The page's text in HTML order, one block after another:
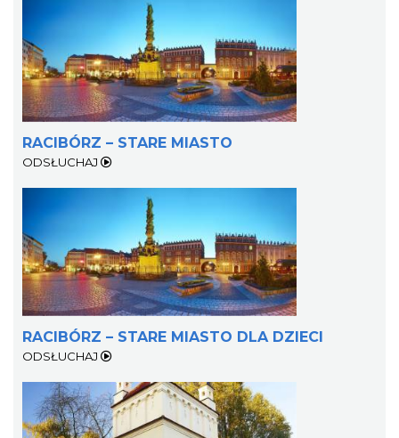
RACIBÓRZ – STARE MIASTO
ODSŁUCHAJ
RACIBÓRZ – STARE MIASTO DLA DZIECI
ODSŁUCHAJ